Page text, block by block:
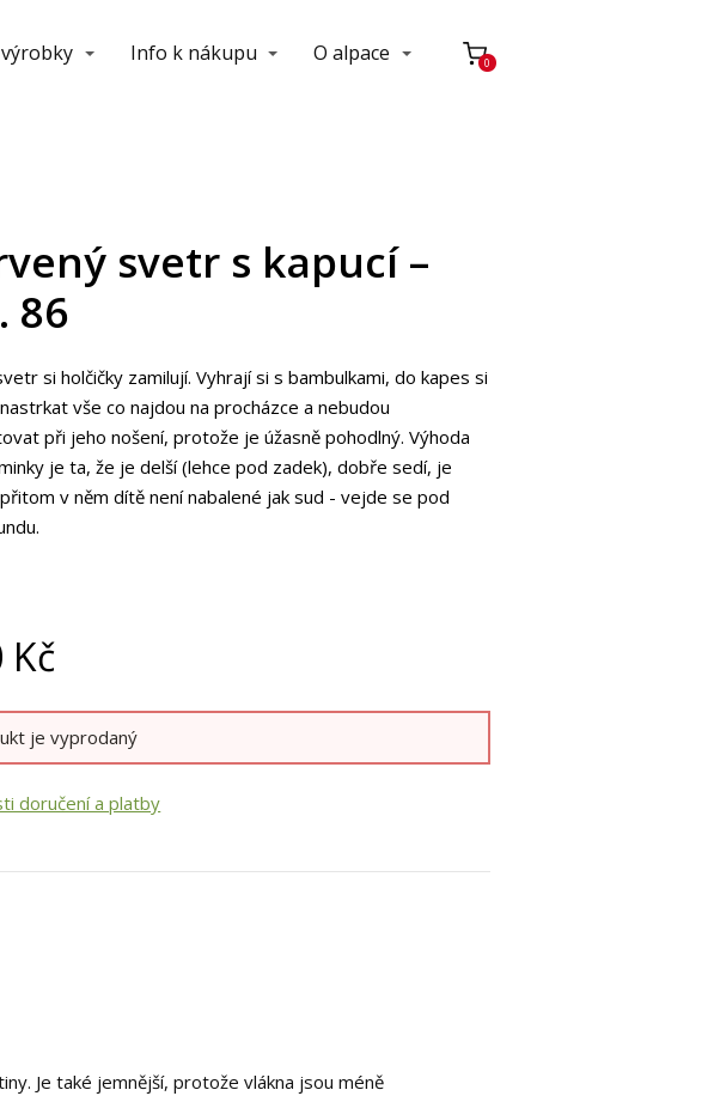
Info k nákupu O alpace 0
svetr s kapucí –
86
si holčičky zamilují. Vyhrají si s bambulkami, do kapes si
vše co najdou na procházce a nebudou
při jeho nošení, protože je úžasně pohodlný. Výhoda
je ta, že je delší (lehce pod zadek), dobře sedí, je
v něm dítě není nabalené jak sud - vejde se pod
Kč
je vyprodaný
doručení a platby
Je také jemnější, protože vlákna jsou méně